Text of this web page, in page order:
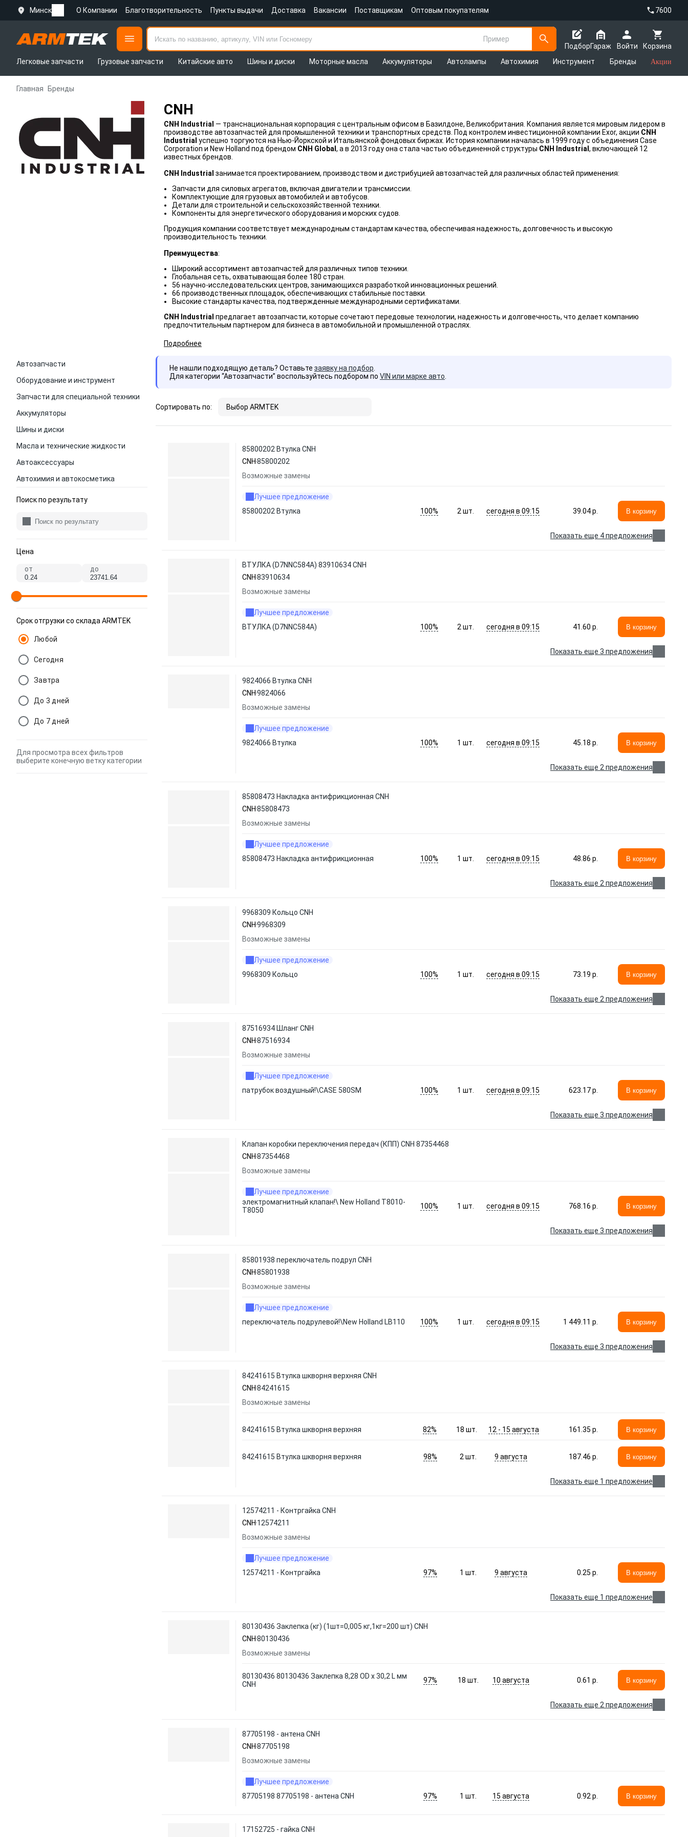
Минск О Компании Благотворительность Пункты выдачи Доставка Вакансии Поставщикам Оптовым покупателям 7600
Пример
Подбор
Корзина
Гараж
Войти
Легковые запчасти
Грузовые запчасти Китайские авто Шины и диски Моторные масла Аккумуляторы Автолампы Автохимия Инструмент Бренды Акции
Главная Бренды
CNH
CNH Industrial — транснациональная корпорация с центральным офисом в Базилдоне, Великобритания. Компания является мировым лидером в
производстве автозапчастей для промышленной техники и транспортных средств. Под контролем инвестиционной компании Exor, акции CNH
Industrial успешно торгуются на Нью-Йоркской и Итальянской фондовых биржах. История компании началась в 1999 году с объединения Case
Corporation и New Holland под брендом CNH Global , а в 2013 году она стала частью объединенной структуры CNH Industrial , включающей 12
известных брендов.
CNH Industrial занимается проектированием, производством и дистрибуцией автозапчастей для различных областей применения:
Запчасти для силовых агрегатов, включая двигатели и трансмиссии.
Комплектующие для грузовых автомобилей и автобусов.
Детали для строительной и сельскохозяйственной техники.
Компоненты для энергетического оборудования и морских судов.
Продукция компании соответствует международным стандартам качества, обеспечивая надежность, долговечность и высокую
производительность техники.
Преимущества:
Широкий ассортимент автозапчастей для различных типов техники.
Глобальная сеть, охватывающая более 180 стран.
56 научно-исследовательских центров, занимающихся разработкой инновационных решений.
66 производственных площадок, обеспечивающих стабильные поставки.
Высокие стандарты качества, подтвержденные международными сертификатами.
CNH Industrial предлагает автозапчасти, которые сочетают передовые технологии, надежность и долговечность, что делает компанию
предпочтительным партнером для бизнеса в автомобильной и промышленной отраслях.
Подробнее
Автозапчасти
Оборудование и инструмент
Запчасти для специальной техники
Аккумуляторы
Шины и диски
Масла и технические жидкости
Автоаксессуары
Автохимия и автокосметика
Поиск по результату
Цена
от до
Срок отгрузки со склада ARMTEK
Любой
Сегодня
Завтра
До 3 дней
До 7 дней
Для просмотра всех фильтров
выберите конечную ветку категории
Не нашли подходящую деталь? Оставьте заявку на подбор
Для категории “Автозапчасти” воспользуйтесь подбором по VIN или марке авто
Сортировать по: Выбор ARMTEK
85800202 Втулка CNH
CNH 85800202
Возможные замены
Лучшее предложение
85800202 Втулка
100% 2 шт. сегодня в 09:15 39.04 p. В корзину
Показать еще 4 предложения
ВТУЛКА (D7NNC584A) 83910634 CNH
CNH 83910634
Возможные замены
Лучшее предложение
ВТУЛКА (D7NNC584A)
100% 2 шт. сегодня в 09:15 41.60 p. В корзину
Показать еще 3 предложения
9824066 Втулка CNH
CNH 9824066
Возможные замены
Лучшее предложение
9824066 Втулка
100% 1 шт. сегодня в 09:15 45.18 p. В корзину
Показать еще 2 предложения
85808473 Накладка антифрикционная CNH
CNH 85808473
Возможные замены
Лучшее предложение
85808473 Накладка антифрикционная
100% 1 шт. сегодня в 09:15 48.86 p. В корзину
Показать еще 2 предложения
9968309 Кольцо CNH
CNH 9968309
Возможные замены
Лучшее предложение
9968309 Кольцо
100% 1 шт. сегодня в 09:15 73.19 p. В корзину
Показать еще 2 предложения
87516934 Шланг CNH
CNH 87516934
Возможные замены
Лучшее предложение
патрубок воздушный!\CASE 580SM
100% 1 шт. сегодня в 09:15 623.17 p. В корзину
Показать еще 3 предложения
Клапан коробки переключения передач (КПП) CNH 87354468
CNH 87354468
Возможные замены
Лучшее предложение
электромагнитный клапан!\ New Holland T8010-
T8050
100% 1 шт. сегодня в 09:15 768.16 p. В корзину
Показать еще 3 предложения
85801938 переключатель подрул CNH
CNH 85801938
Возможные замены
Лучшее предложение
переключатель подрулевой!\New Holland LB110
100% 1 шт. сегодня в 09:15 1 449.11 p. В корзину
Показать еще 3 предложения
84241615 Втулка шкворня верхняя CNH
CNH 84241615
Возможные замены
84241615 Втулка шкворня верхняя 82% 18 шт. 12 - 15 августа 161.35 p. В корзину
84241615 Втулка шкворня верхняя 98% 2шт. 9 августа 187.46 p. В корзину
Показать еще 1 предложение
12574211 - Контргайка CNH
CNH 12574211
Возможные замены
Лучшее предложение
12574211 - Контргайка
97% 1шт. 9 августа 0.25 p. В корзину
Показать еще 1 предложение
80130436 Заклепка (кг) (1шт=0,005 кг,1кг=200 шт) CNH
CNH 80130436
Возможные замены
80130436 80130436 Заклепка 8,28 OD x 30,2 L мм
CNH
97% 18шт. 10 августа 0.61 p. В корзину
Показать еще 2 предложения
87705198 - антена CNH
CNH 87705198
Возможные замены
Лучшее предложение
87705198 87705198 - антена CNH
97% 1шт. 15 августа 0.92 p. В корзину
17152725 - гайка CNH